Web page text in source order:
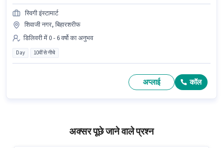
स्विगी इंस्टामार्ट
शिवाजी नगर, बिहारशरीफ
डिलिवरी में 0 - 6 वर्षो का अनुभव
Day 10वीं से नीचे
अप्लाई कॉल
अक्सर पूछे जाने वाले प्रश्न